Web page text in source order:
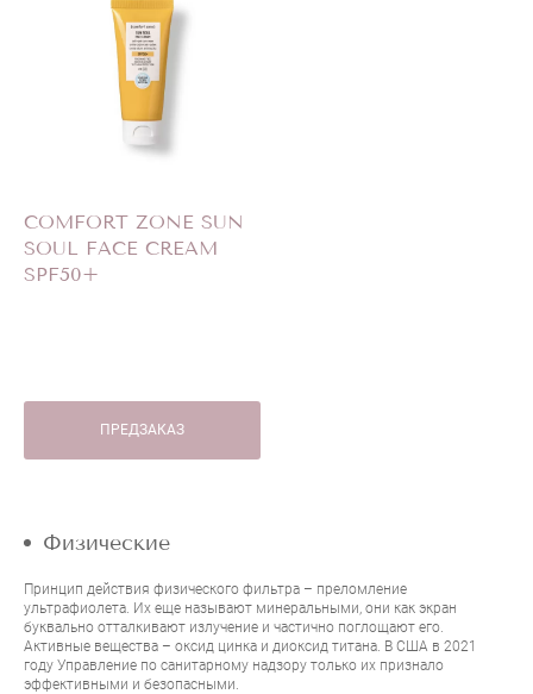
COMFORT ZONE SUN
SOUL FACE CREAM
SPF50+
ПРЕДЗАКАЗ
Физические
Принцип действия физического фильтра – преломление
ультрафиолета. Их еще называют минеральными, они как экран
буквально отталкивают излучение и частично поглощают его.
Активные вещества – оксид цинка и диоксид титана. В США в 2021
году Управление по санитарному надзору только их признало
эффективными и безопасными.